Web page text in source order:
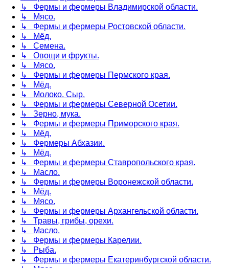
↳ Фермы и фермеры Владимирской области.
↳ Мясо.
↳ Фермы и фермеры Ростовской области.
↳ Мёд.
↳ Семена.
↳ Овощи и фрукты.
↳ Мясо.
↳ Фермы и фермеры Пермского края.
↳ Мёд.
↳ Молоко. Сыр.
↳ Фермы и фермеры Северной Осетии.
↳ Зерно, мука.
↳ Фермы и фермеры Приморского края.
↳ Мёд.
↳ Фермеры Абхазии.
↳ Мёд.
↳ Фермы и фермеры Ставропольского края.
↳ Масло.
↳ Фермы и фермеры Воронежской области.
↳ Мёд.
↳ Мясо.
↳ Фермы и фермеры Архангельской области.
↳ Травы, грибы, орехи.
↳ Масло.
↳ Фермы и фермеры Карелии.
↳ Рыба.
↳ Фермы и фермеры Екатеринбургской области.